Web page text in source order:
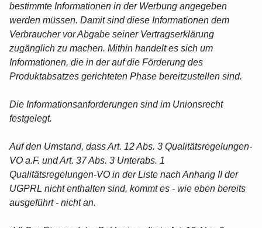
bestimmte Informationen in der Werbung angegeben
werden müssen. Damit sind diese Informationen dem
Verbraucher vor Abgabe seiner Vertragserklärung
zugänglich zu machen. Mithin handelt es sich um
Informationen, die in der auf die Förderung des
Produktabsatzes gerichteten Phase bereitzustellen sind.
Die Informationsanforderungen sind im Unionsrecht
festgelegt.
Auf den Umstand, dass Art. 12 Abs. 3 Qualitätsregelungen-
VO a.F. und Art. 37 Abs. 3 Unterabs. 1
Qualitätsregelungen-VO in der Liste nach Anhang II der
UGPRL nicht enthalten sind, kommt es - wie eben bereits
ausgeführt - nicht an.